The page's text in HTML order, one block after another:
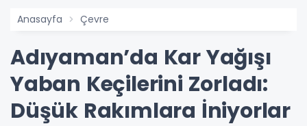
Anasayfa Çevre
Adıyaman’da Kar Yağışı
Yaban Keçilerini Zorladı:
Düşük Rakımlara İniyorlar